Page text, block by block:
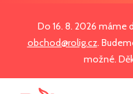
Do 16. 8. 2026
obchod@rolig.cz.
možné.